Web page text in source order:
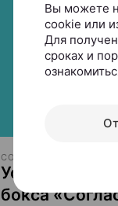
СОГЛАСИЯ НА
Условия
бокса
Вы можете
cookie или
Для
сроках и